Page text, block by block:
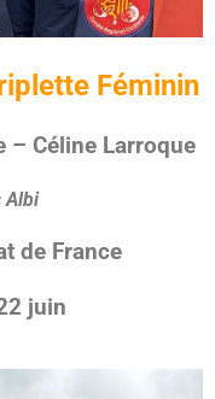
Féminin
– Céline Larroque
Albi
de France
juin